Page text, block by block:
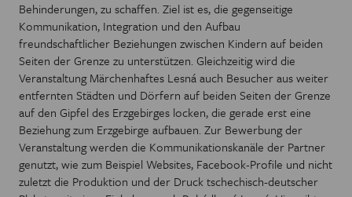
Behinderungen, zu schaffen. Ziel ist es, die gegenseitige
Kommunikation, Integration und den Aufbau
freundschaftlicher Beziehungen zwischen Kindern auf beiden
Seiten der Grenze zu unterstützen. Gleichzeitig wird die
Veranstaltung Märchenhaftes Lesná auch Besucher aus weiter
entfernten Städten und Dörfern auf beiden Seiten der Grenze
auf den Gipfel des Erzgebirges locken, die gerade erst eine
Beziehung zum Erzgebirge aufbauen. Zur Bewerbung der
Veranstaltung werden die Kommunikationskanäle der Partner
genutzt, wie zum Beispiel Websites, Facebook-Profile und nicht
zuletzt die Produktion und der Druck tschechisch-deutscher